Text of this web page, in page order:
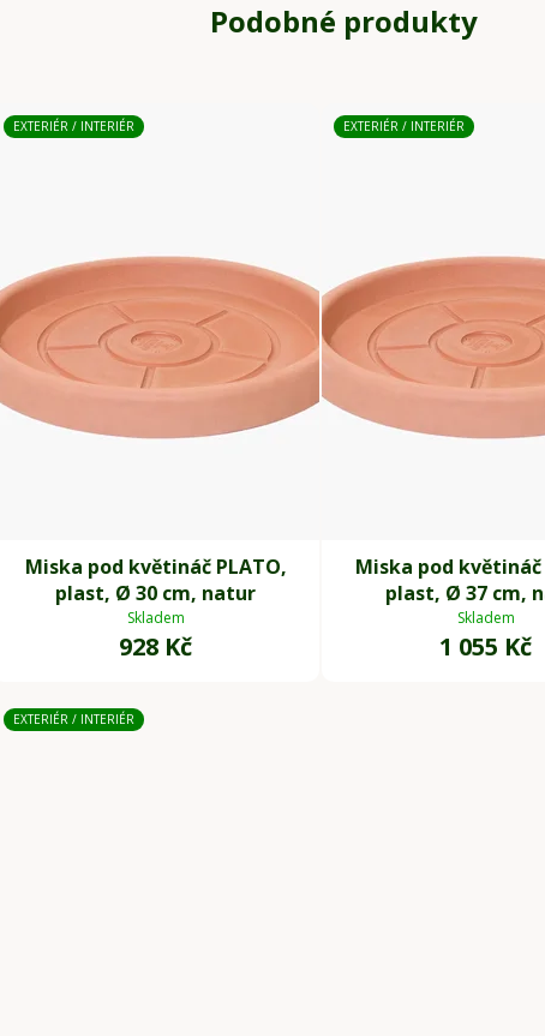
Podobné produkty
EXTERIÉR / INTERIÉR
Miska pod květináč PLATO,
plast, Ø 30 cm, natur
Skladem
928 Kč
EXTERIÉR / INTERIÉR
Miska pod květináč
plast, Ø 37 cm,
Skladem
1 055 Kč
EXTERIÉR / INTERIÉR